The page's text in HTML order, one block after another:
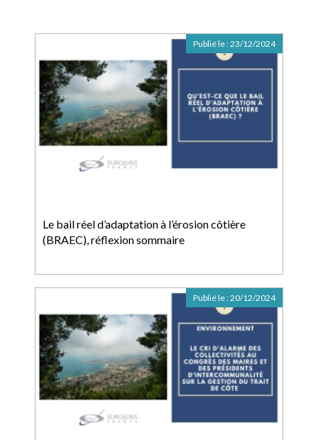
Le bail réel d’adaptation à l’érosion côtière
(BRAEC), réflexion sommaire
Publié le :23/12/2024
Publié le :20/12/2024